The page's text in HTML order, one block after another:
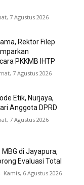
7 Agustus 2026
Rektor Filep
PKKMB IHTP
7 Agustus 2026
Etik, Nurjaya,
Anggota DPRD
7 Agustus 2026
di Jayapura,
Evaluasi Total
- Kamis, 6 Agustus 2026